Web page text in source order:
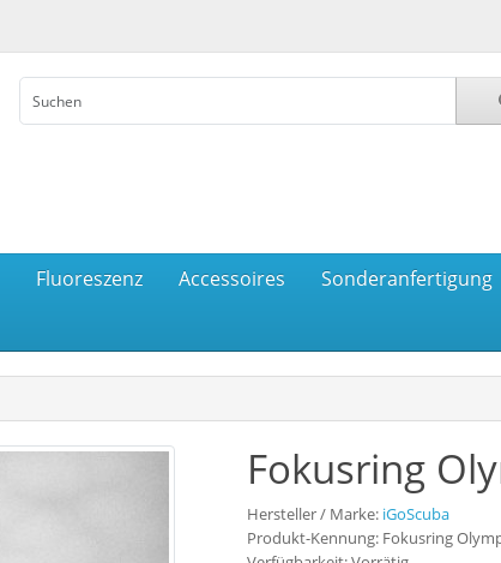
Fluoreszenz Accessoires Sonderanfertigung
Fokusring
Hersteller / Marke: iGoScuba
Produkt-Kennung: Fokusring